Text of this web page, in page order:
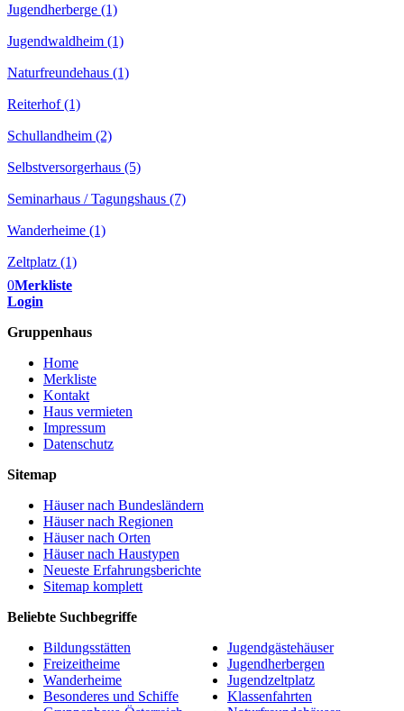
Jugendherberge (1)
Jugendwaldheim (1)
Naturfreundehaus (1)
Reiterhof (1)
Schullandheim (2)
Selbstversorgerhaus (5)
Seminarhaus / Tagungshaus (7)
Wanderheime (1)
Zeltplatz (1)
0Merkliste
Login
Gruppenhaus
Home
Merkliste
Kontakt
Haus vermieten
Impressum
Datenschutz
Sitemap
Häuser nach Bundesländern
Häuser nach Regionen
Häuser nach Orten
Häuser nach Haustypen
Neueste Erfahrungsberichte
Sitemap komplett
Beliebte Suchbegriffe
Bildungsstätten
Freizeitheime
Wanderheime
Besonderes und Schiffe
Jugendgästehäuser
Jugendherbergen
Jugendzeltplatz
Klassenfahrten